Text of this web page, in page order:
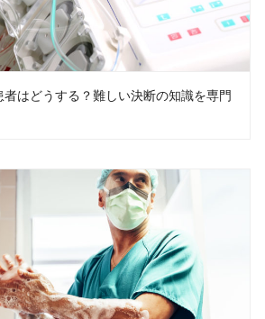
者はどうする？難しい決断の知識を専門